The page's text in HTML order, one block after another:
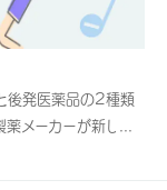
後発医薬品の2種類
メーカーが新しく
許期間が過ぎる